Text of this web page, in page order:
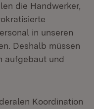
die Handwerker,
in unseren
Deshalb müssen
aufgebaut und
Koordination